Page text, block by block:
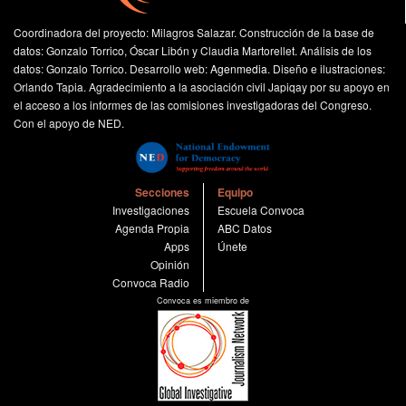
Montesinos Torres, en dinero en efectivo; percibió
ilícitamente recursos provenientes de las desviaciones de
dinero que se entregaban mensualmente a su mencionado
asesor; dispuso que sus familiares recibieran, en forma
igualmente ilícita, recursos transferidos a su referido
asesor; conoció, dispuso y/o consintió que se diera otros
fines, igualmente ilícitos, a los recursos que recibía su
citado asesor; hizo efectivo el Cheque de Gerencia No.
00022971, por US $ 225,118.82 dólares americanos,
girado a su orden por el Banco de la Nación, a raíz de una
transferencia ordenada por la Embajada del Peru en
Japón, a través del Banco Do Brasil S.A.,Tokyo; y, uso
indebido de donaciones nacionales e internacionales –
Asociaciones Apenkai, Aken y otras”.
Coordinadora del proyecto: Milagros Salazar. Construcción de la base de
datos: Gonzalo Torrico, Óscar Libón y Claudia Martorellet. Análisis de los
datos: Gonzalo Torrico. Desarrollo web:Agenmedia. Diseño e ilustraciones:
Orlando Tapia. Agradecimiento a la asociación civil Japiqay por su apoyo en
el acceso a los informes de las comisiones investigadoras del Congreso.
Con el apoyo de NED.
Secciones
Investigaciones
Agenda Propia
Apps
Opinión
Convoca Radio
Equipo
Escuela Convoca
ABC Datos
Únete
Convoca es miembro de